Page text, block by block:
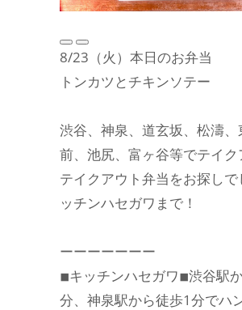
8/23（火）本日のお弁当
トンカツとチキンソテー
渋谷、神泉、道玄坂、松濤
前、池尻、富ヶ谷等でテイク
テイクアウト弁当をお探しで
ッチンハセガワまで！
ーーーーーーー
◾︎キッチンハセガワ◾︎渋谷駅
分、神泉駅から徒歩1分でハ